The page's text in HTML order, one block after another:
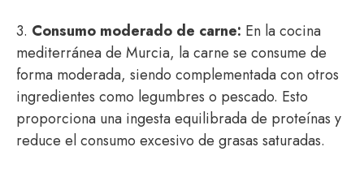
3. Consumo moderado de carne: En la cocina
mediterránea de Murcia, la carne se consume de
forma moderada, siendo complementada con otros
ingredientes como legumbres o pescado. Esto
proporciona una ingesta equilibrada de proteínas y
reduce el consumo excesivo de grasas saturadas.